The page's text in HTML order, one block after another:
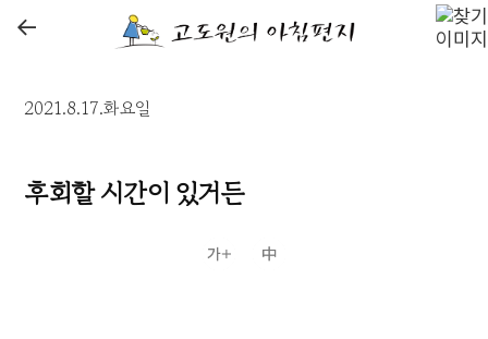
←
2021.8.17.화요일
후회할 시간이 있거든